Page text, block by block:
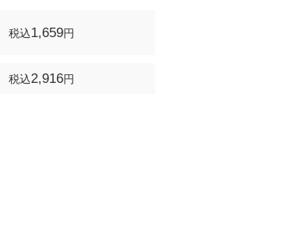
税込1,659円
税込2,916円